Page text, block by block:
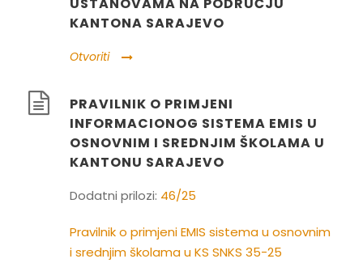
KANTONA SARAJEVO
Otvoriti
PRAVILNIK O PRIMJENI
INFORMACIONOG SISTEMA EMIS U
OSNOVNIM I SREDNJIM ŠKOLAMA U
KANTONU SARAJEVO
Dodatni prilozi: 46/25
Pravilnik o primjeni EMIS sistema u osnovnim
i srednjim školama u KS SNKS 35-25